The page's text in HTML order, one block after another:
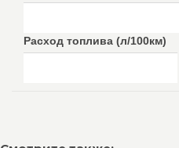
Расход топлива (л/100км)